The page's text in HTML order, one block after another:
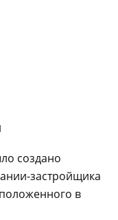
создано
застройщика
в